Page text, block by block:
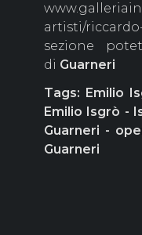
artisti/
sezione
di Guarneri
Tags: Emilio
Emilio Isgrò -
Guarneri -
Guarneri